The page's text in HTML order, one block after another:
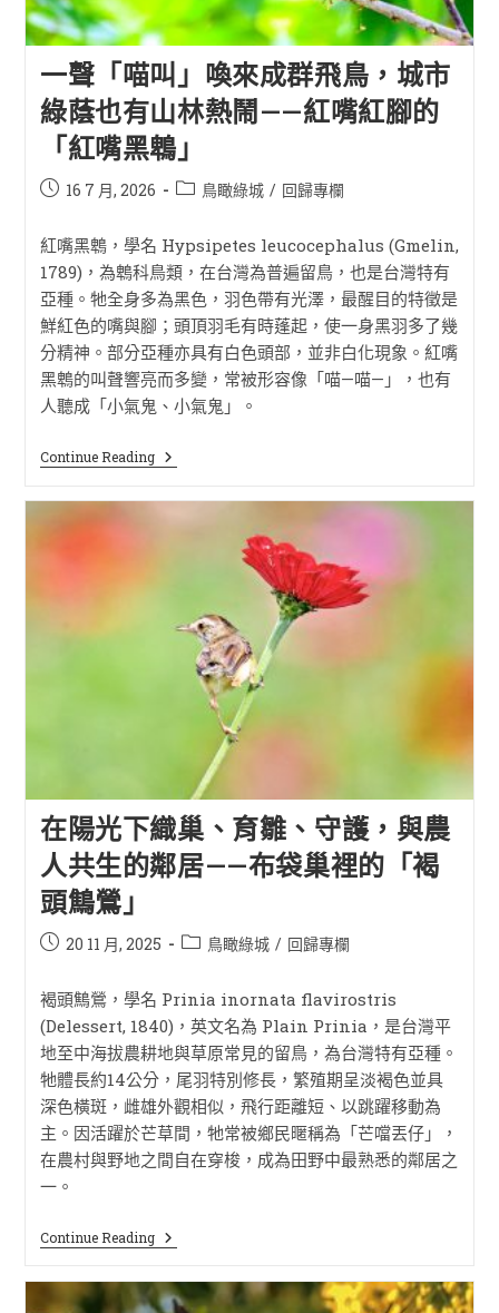
一聲「喵叫」喚來成群飛鳥，城市
綠蔭也有山林熱鬧——紅嘴紅腳的
「紅嘴黑鵯」
16 7 月, 2026 鳥瞰綠城 / 回歸專欄
紅嘴黑鵯，學名 Hypsipetes leucocephalus (Gmelin,
1789)，為鵯科鳥類，在台灣為普遍留鳥，也是台灣特有
亞種。牠全身多為黑色，羽色帶有光澤，最醒目的特徵是
鮮紅色的嘴與腳；頭頂羽毛有時蓬起，使一身黑羽多了幾
分精神。部分亞種亦具有白色頭部，並非白化現象。紅嘴
黑鵯的叫聲響亮而多變，常被形容像「喵—喵—」，也有
人聽成「小氣鬼、小氣鬼」。
Continue Reading
在陽光下織巢、育雛、守護，與農
人共生的鄰居——布袋巢裡的「褐
頭鷦鶯」
20 11 月, 2025 鳥瞰綠城 / 回歸專欄
褐頭鷦鶯，學名 Prinia inornata flavirostris
(Delessert, 1840)，英文名為 Plain Prinia，是台灣平
地至中海拔農耕地與草原常見的留鳥，為台灣特有亞種。
牠體長約14公分，尾羽特別修長，繁殖期呈淡褐色並具
深色橫斑，雌雄外觀相似，飛行距離短、以跳躍移動為
主。因活躍於芒草間，牠常被鄉民暱稱為「芒噹丟仔」，
在農村與野地之間自在穿梭，成為田野中最熟悉的鄰居之
一。
Continue Reading